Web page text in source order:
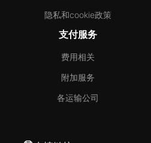
隐私和cookie政策
支付服务
费用相关
附加服务
各运输公司